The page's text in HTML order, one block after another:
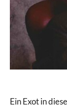
Ein Exot in